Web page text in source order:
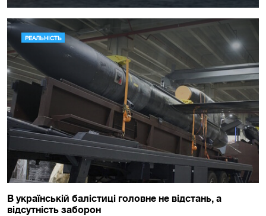
РЕАЛЬНІСТЬ
В українській балістиці головне не відстань, а
відсутність заборон